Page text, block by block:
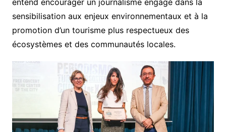
sensibilisation aux enjeux environnementaux et à la
promotion d’un tourisme plus respectueux des
écosystèmes et des communautés locales.